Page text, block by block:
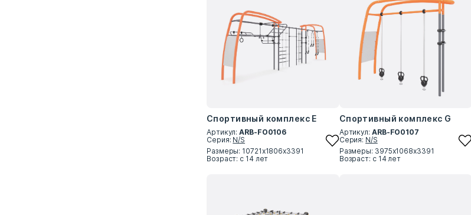
Спортивный комплекс E
Артикул:ARB-FO0106
Серия: N/S
Размеры: 10721х1806х3391
Возраст: с 14 лет
Спортивный комплекс G
Артикул: ARB-FO0107
Серия: N/S
Размеры: 3975х1068х3391
Возраст: с 14 лет